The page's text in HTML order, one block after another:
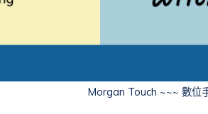
Morgan Touch ~~~ 數位手